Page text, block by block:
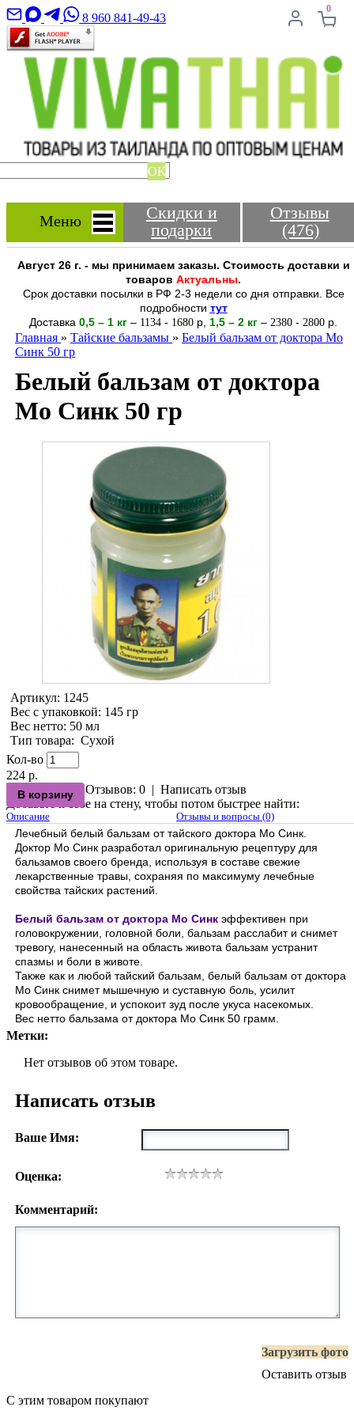
8 960 841-49-43
0
ОК
Меню
Скидки и
подарки
Отзывы
(476)
Август 26 г. - мы принимаем заказы. Стоимость доставки и
товаров Актуальны.
Срок доставки посылки в РФ 2-3 недели со дня отправки. Все
подробности тут
Доставка 0,5 – 1 кг – 1134 - 1680 р 1,5 – 2 кг – 2380 - 2800 р.
Главная » Тайские бальзамы » Белый бальзам от доктора Мо
Синк 50 гр
Белый бальзам от доктора
Мо Синк 50 гр
Артикул: 1245
Вес с упаковкой: 145 гр
Вес нетто: 50 мл
Тип товара: Сухой
Кол-во
224 р.
Отзывов: 0 | Написать отзыв
Добавьте к себе на стену, чтобы потом быстрее найти:
Описание Отзывы и вопросы (0)
Лечебный белый бальзам от тайского доктора Мо Синк.
Доктор Мо Синк разработал оригинальную рецептуру для
бальзамов своего бренда, используя в составе свежие
лекарственные травы, сохраняя по максимуму лечебные
свойства тайских растений.
Белый бальзам от доктора Мо Синк эффективен при
головокружении, головной боли, бальзам расслабит и снимет
тревогу, нанесенный на область живота бальзам устранит
спазмы и боли в животе.
Также как и любой тайский бальзам, белый бальзам от доктора
Мо Синк снимет мышечную и суставную боль, усилит
кровообращение, и успокоит зуд после укуса насекомых.
Вес нетто бальзама от доктора Мо Синк 50 грамм.
Метки:
Нет отзывов об этом товаре.
Написать отзыв
Ваше Имя:
Оценка:
Комментарий:
Загрузить фото
Оставить отзыв
С этим товаром покупают